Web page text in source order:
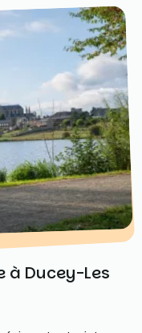
à Ducey-Les